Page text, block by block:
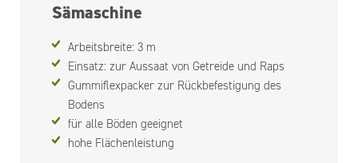
Sämaschine
Arbeitsbreite: 3 m
Einsatz: zur Aussaat von Getreide und Raps
Gummiflexpacker zur Rückbefestigung des
Bodens
für alle Böden geeignet
hohe Flächenleistung